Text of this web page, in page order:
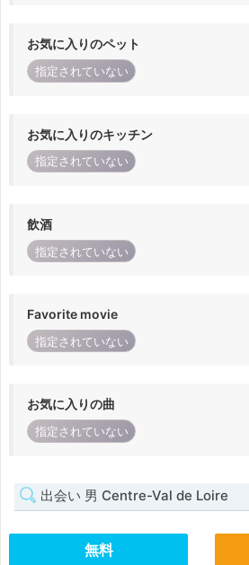
お気に入りのペット
指定されていない
お気に入りのキッチン
指定されていない
飲酒
指定されていない
Favorite movie
指定されていない
お気に入りの曲
指定されていない
出会い 男 Centre-Val de Loire
無料